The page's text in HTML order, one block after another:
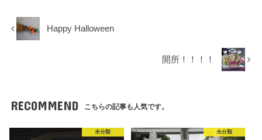
Happy Halloween
開所！！！！
RECOMMEND こちらの記事も人気です。
未分類 未分類